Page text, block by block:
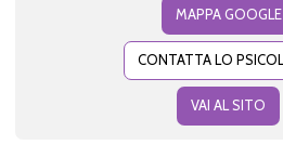
MAPPA GOOGLE
CONTATTA LO
VAI AL SITO